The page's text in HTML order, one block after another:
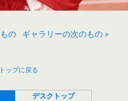
の ギャラリーの次のもの »
トップに戻る
デスクトップ